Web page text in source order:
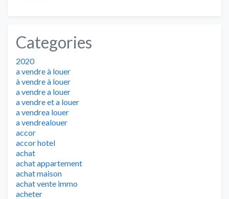
Categories
2020
a vendre à louer
à vendre à louer
a vendre a louer
a vendre et a louer
a vendrea louer
a vendrealouer
accor
accor hotel
achat
achat appartement
achat maison
achat vente immo
acheter